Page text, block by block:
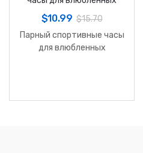
$10.99 $15.70
Парный спортивные часы
для влюбленных